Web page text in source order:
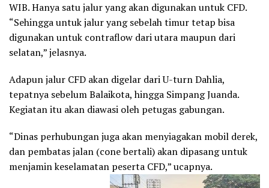
WIB. Hanya satu jalur yang akan digunakan untuk CFD.
“Sehingga untuk jalur yang sebelah timur tetap bisa
digunakan untuk contraflow dari utara maupun dari
selatan,” jelasnya.
Adapun jalur CFD akan digelar dari U-turn Dahlia,
tepatnya sebelum Balaikota, hingga Simpang Juanda.
Kegiatan itu akan diawasi oleh petugas gabungan.
“Dinas perhubungan juga akan menyiagakan mobil derek,
dan pembatas jalan (cone bertali) akan dipasang untuk
menjamin keselamatan peserta CFD,” ucapnya.